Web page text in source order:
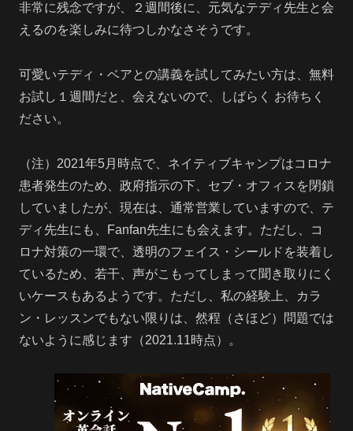
非常に残念ですが、２週間後に、元気なテディ先生と会
えるのを楽しみに待つしかなさそうです。
可愛いテディ・ベアとの講義を試してみたい方は、無料
お試し１週間だと、会えないので、しばらく お待ちく
ださい。
（注）2021年5月時点で、ネイティブキャンプはコロナ
患者発生のため、政府指示の下、セブ・オフィスを閉鎖
していましたが、現在は、通常営業していますので、テ
ディ先生にも、Fanfan先生にも会えます。ただし、コ
ロナ対策の一環で、透明のフェイス・シールドを装着し
ているため、若干、声がこもってしまって聞き取りにく
いケースもあるようです。ただし、私の経験上、カラ
ン・レッスンでもない限りは、然程（さほど）問題では
ないように感じます（2021.11時点）。